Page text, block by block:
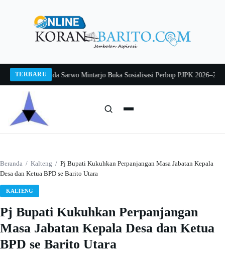
TERBARU
2026Pj Sekda Sarwo Mintarjo Buka Sosialisasi Perbup PJPK 2026–2030
Beranda / Kalteng / Pj Bupati Kukuhkan Perpanjangan Masa Jabatan Kepala
Desa dan Ketua BPD se Barito Utara
KALTENG
Pj Bupati Kukuhkan Perpanjangan
Masa Jabatan Kepala Desa dan Ketua
BPD se Barito Utara